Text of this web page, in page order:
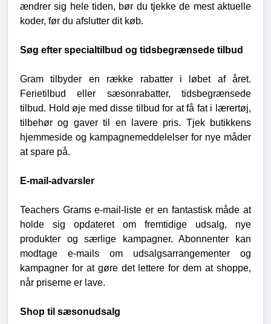
ændrer sig hele tiden, bør du tjekke de mest aktuelle
koder, før du afslutter dit køb.
Søg efter specialtilbud og tidsbegrænsede tilbud
Gram tilbyder en række rabatter i løbet af året.
Ferietilbud eller sæsonrabatter, tidsbegrænsede
tilbud. Hold øje med disse tilbud for at få fat i lærertøj,
tilbehør og gaver til en lavere pris. Tjek butikkens
hjemmeside og kampagnemeddelelser for nye måder
at spare på.
E-mail-advarsler
Teachers Grams e-mail-liste er en fantastisk måde at
holde sig opdateret om fremtidige udsalg, nye
produkter og særlige kampagner. Abonnenter kan
modtage e-mails om udsalgsarrangementer og
kampagner for at gøre det lettere for dem at shoppe,
når priserne er lave.
Shop til sæsonudsalg